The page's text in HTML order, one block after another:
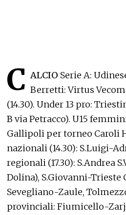
C ALCIO Serie A:
Berretti: Virtus
(14.30). Under 13 pro:
B via Petracco). U15
Gallipoli per torneo Caroli
nazionali (14.30): S.Luigi-
regionali (17.30): S.Andrea
Dolina), S.Giovanni-Trieste
Sevegliano-Zaule,
provinciali: Fiumicello-